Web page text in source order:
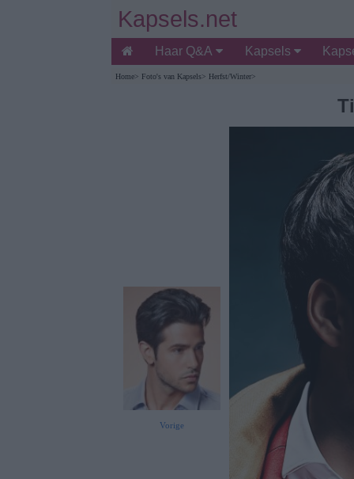
Kapsels.net
Haar Q&A Kapsels
Home> Foto's van Kapsels> Herfst/Winter>
Vorige